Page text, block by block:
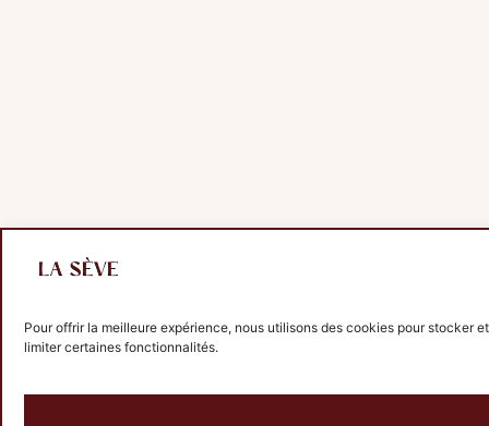
Pour offrir la meilleure expérience, nous utilisons des cookies pour stocker
limiter certaines fonctionnalités.